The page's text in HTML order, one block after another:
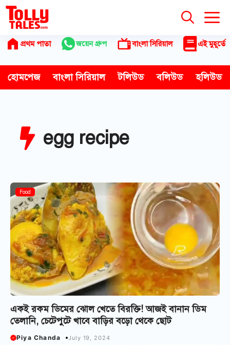
Skip
content
প্রথম পাতা জয়েন গ্রুপ বাংলা সিরিয়াল এই মুহূর্তে
হোমপেজ বাংলা সিরিয়াল টলিউড বলিউড হলিউড
egg recipe
Food
একই রকম ডিমের ঝোল খেতে বিরক্তি! আজই বানান ডিম
তেলানি, চেটেপুটে খাবে বাড়ির বড়ো থেকে ছোট
Piya Chanda July 19, 2024